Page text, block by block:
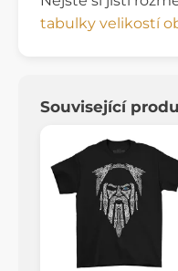
tabulky velikostí
Související